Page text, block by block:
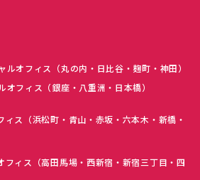
ルオフィス（丸の内・日比谷・麹町・神田）
オフィス（銀座・八重洲・日本橋）
ィス（浜松町・青山・赤坂・六本木・新橋・
フィス（高田馬場・西新宿・新宿三丁目・四